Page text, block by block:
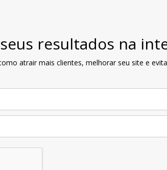
resultados na
atrair mais clientes, melhorar seu site e